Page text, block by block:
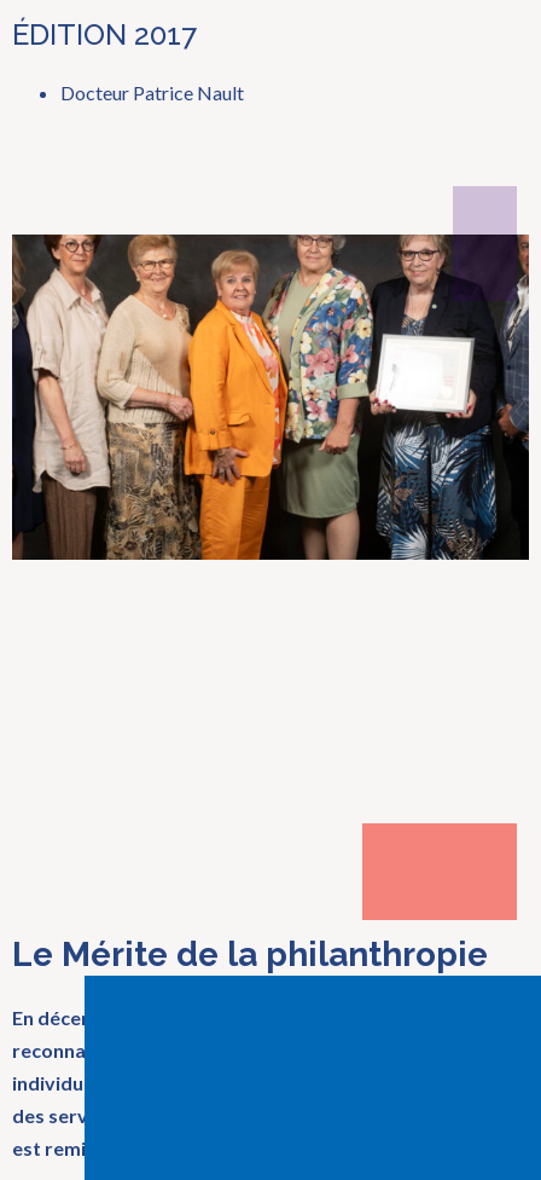
ÉDITION 2017
Docteur Patrice Nault
Le Mérite de la philanthropie
En décernant le Mérite de la philanthropie, nous
reconnaissons la contribution exceptionnelle d’un
individu ou d’un organisme au soutien du développement
des services de santé en Outaouais. Ce prix, créé en 1996,
est remis annuellement.